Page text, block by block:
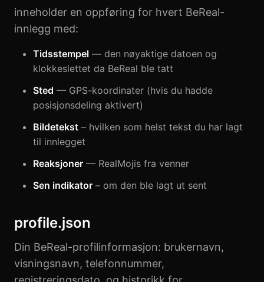
inneholder en oppføring for hvert BeReal-
innlegg med:
Tidsstempel — den nøyaktige datoen og
klokkeslettet da BeReal ble tatt
Sted — GPS-koordinater (hvis du hadde
posisjonsdeling aktivert)
Bildetekst – hvilken som helst tekst du har lagt
til innlegget
Reaksjoner — RealMojis fra venner
Sen indikator – om den ble lagt ut sent
profile.json
Din BeReal-profilinformasjon: brukernavn,
visningsnavn, telefonnummer,